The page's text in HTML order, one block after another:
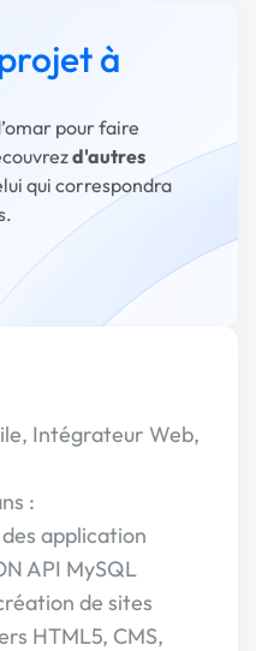
à
pour faire
d'autres
qui correspondra
Intégrateur Web,
:
application
API MySQL
de sites
HTML5, CMS,